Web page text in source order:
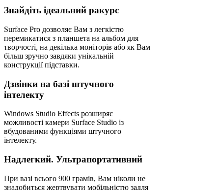
Знайдіть ідеальний ракурс
Surface Pro дозволяє Вам з легкістю
перемикатися з планшета на альбом для
творчості, на декілька моніторів або як Вам
більш зручно завдяки унікальній
конструкції підставки.
Дзвінки на базі штучного
інтелекту
Windows Studio Effects розширяє
можливості камери Surface Studio із
вбудованими функціями штучного
інтелекту.
Надлегкий. Ультрапортативний
При вазі всього 900 грамів, Вам ніколи не
знадобиться жертвувати мобільністю задля